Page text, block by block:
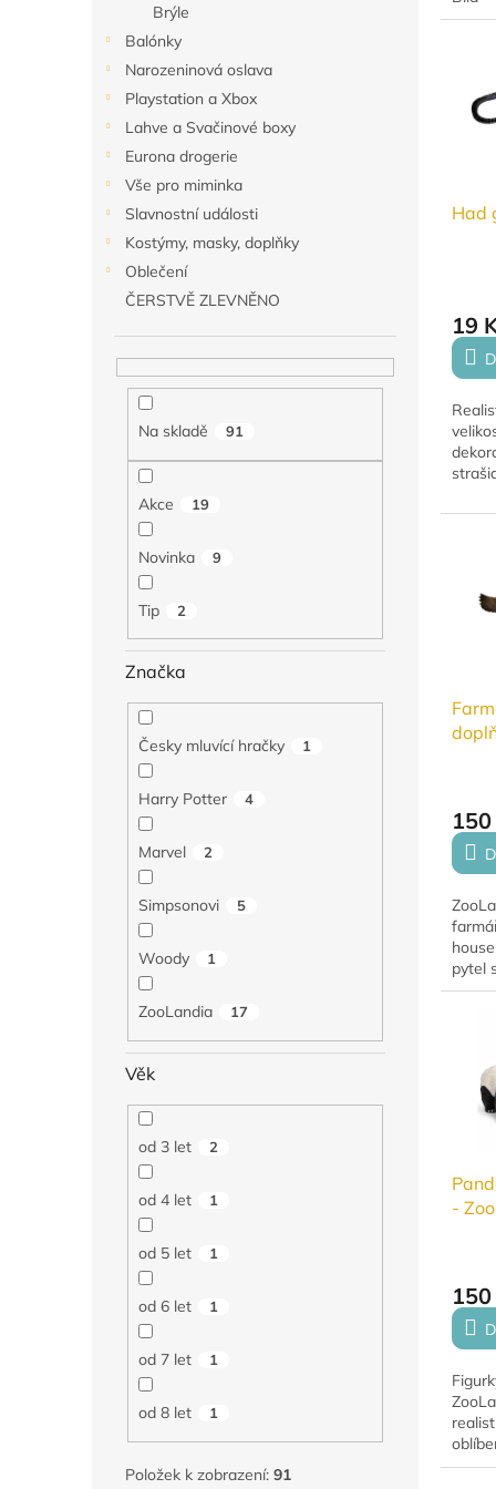
Brýle
Balónky
Narozeninová oslava
Playstation a Xbox
Lahve a Svačinové boxy
Eurona drogerie
Vše pro miminka
Slavnostní události
Kostýmy, masky, doplňky
Oblečení
ČERSTVĚ ZLEVNĚNO
Na skladě 91
Akce 19
Novinka 9
Tip 2
Značka
Česky mluvící hračky 1
Harry Potter 4
Marvel 2
Simpsonovi 5
Woody 1
ZooLandia 17
Věk
od 3 let 2
od 4 let 1
od 5 let 1
od 6 let 1
od 7 let 1
od 8 let 1
Položek k zobrazení: 91
Had
19
150
pytel
cm.
-
150